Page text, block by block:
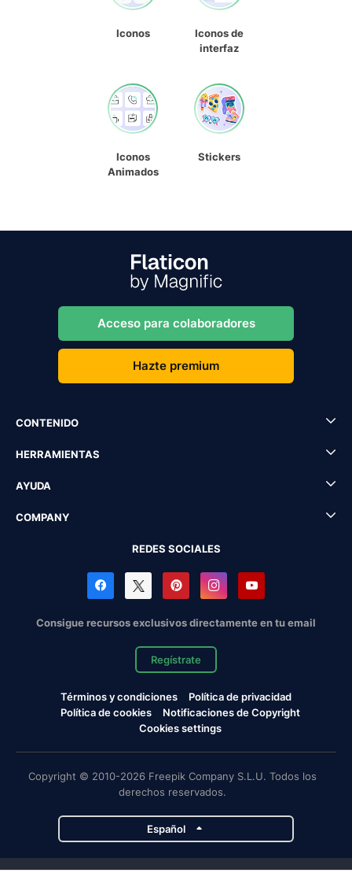
Iconos
Iconos de
interfaz
Iconos
Animados
Stickers
Acceso para colaboradores
Hazte premium
CONTENIDO
HERRAMIENTAS
AYUDA
COMPANY
REDES SOCIALES
Consigue recursos exclusivos directamente en tu email
Regístrate
Términos y condiciones
Política de privacidad
Política de cookies
Notificaciones de Copyright
Cookies settings
Copyright © 2010-2026 Freepik Company S.L.U. Todos los
derechos reservados.
Español